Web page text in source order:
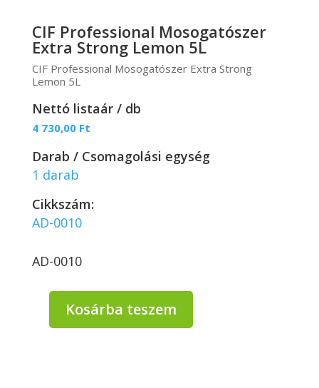
CIF Professional Mosogatószer
Extra Strong Lemon 5L
CIF Professional Mosogatószer Extra Strong
Lemon 5L
Nettó listaár / db
4 730,00 Ft
Darab / Csomagolási egység
1 darab
Cikkszám:
AD-0010
AD-0010
Professional
Kosárba teszem